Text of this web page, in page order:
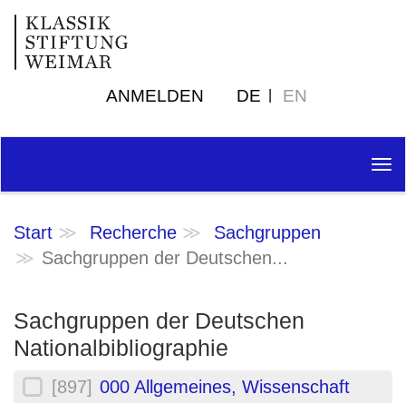
ANMELDEN DE EN
Start Recherche
Sachgruppen
Sachgruppen der Deutschen...
Sachgruppen der Deutschen
Nationalbibliographie
[897] 000 Allgemeines, Wissenschaft